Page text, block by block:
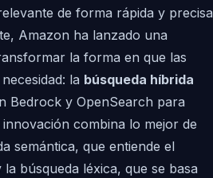
de forma rápida y precisa
Amazon ha lanzado una
la forma en que las
la búsqueda híbrida
Bedrock y OpenSearch para
combina lo mejor de
semántica, que entiende el
búsqueda léxica, que se basa